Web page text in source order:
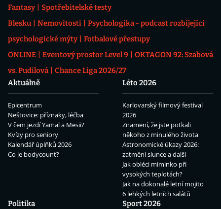
Fantasy
Spotřebitelské testy
Blesku
Nemovitosti
Psychologika - podcast rozbíjející
psychologické mýty
Fotbalové přestupy
ONLINE
Eventový prostor Level 9
OKTAGON 92: Szabová
vs. Pudilová
Chance Liga 2026/27
Aktuálně
Epicentrum
Neštovice: příznaky, léčba
V čem jezdí Yamal a Mesii?
Kvízy pro seniory
Kalendář úplňků 2026
Co je bodycount?
Léto 2026
Karlovarský filmový festival
2026
Znamení, že jste potkali
někoho z minulého života
Astronomické úkazy 2026:
zatmění slunce a další
Jak obléci miminko při
vysokých teplotách?
Jak na dokonalé letní mojito
6 lehkých letních salátů
Politika
Sport 2026